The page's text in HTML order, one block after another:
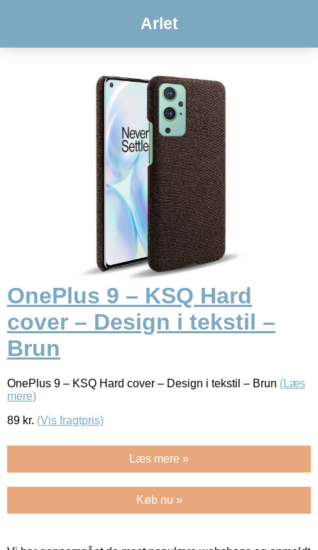
Arlet
OnePlus 9 – KSQ Hard
cover – Design i tekstil –
Brun
OnePlus 9 – KSQ Hard cover – Design i tekstil – Brun (Læs
mere)
89 kr. (Vis fragtpris)
Læs mere »
Køb nu »